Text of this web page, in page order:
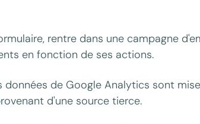
rentre dans une campagne
en fonction de ses actions.
données de Google Analytics sont
d'une source tierce.